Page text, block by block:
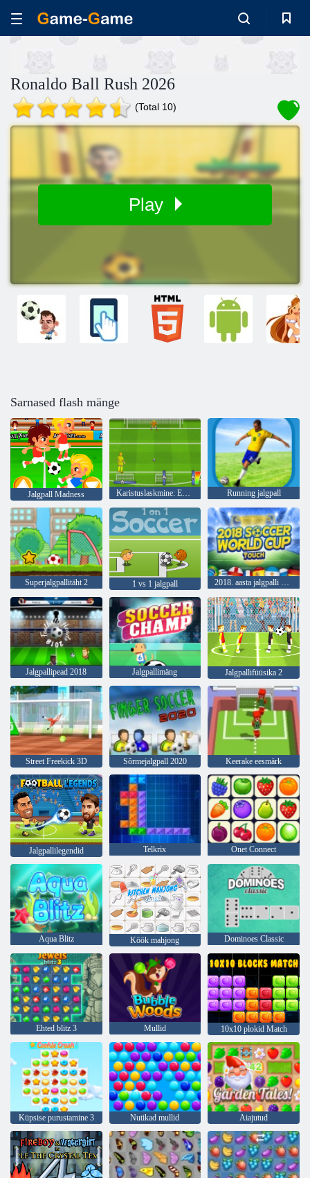
Ronaldo Ball Rush 2026
(Total 10)
Play
Sarnased flash mänge
Jalgpall Madness Karistuslaskmine: Euro Cup 2016 Running jalgpall
Superjalgpallitäht 2 1 vs 1 jalgpall 2018. aasta jalgpalli maailmameistrivõistluste puudutus
Jalgpallipead 2018 Jalgpallimäng Jalgpallifüüsika 2
Street Freekick 3D Sõrmejalgpall 2020 Keerake eesmärk
Jalgpallilegendid Telkrix Onet Connect
Aqua Blitz Köök mahjong Dominoes Classic
Ehted blitz 3 Mullid 10x10 plokid Match
Küpsise purustamine 3 Nutikad mullid Aiajutud